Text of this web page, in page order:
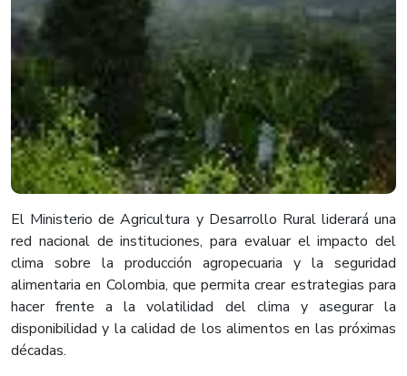
El Ministerio de Agricultura y Desarrollo Rural liderará una
red nacional de instituciones, para evaluar el impacto del
clima sobre la producción agropecuaria y la seguridad
alimentaria en Colombia, que permita crear estrategias para
hacer frente a la volatilidad del clima y asegurar la
disponibilidad y la calidad de los alimentos en las próximas
décadas.